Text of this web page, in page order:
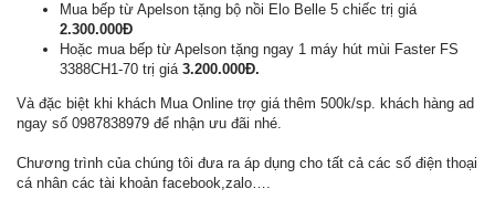
Mua bếp từ Apelson tặng bộ nồi Elo Belle 5 chiếc trị giá
2.300.000Đ
Hoặc mua bếp từ Apelson tặng ngay 1 máy hút mùi Faster FS
3388CH1-70 trị giá3.200.000Đ.
Và đặc biệt khi khách Mua Online trợ giá thêm 500k/sp. khách hàng ad
ngay số 0987838979 để nhận ưu đãi nhé.
Chương trình của chúng tôi đưa ra áp dụng cho tất cả các số điện thoại
cá nhân các tài khoản facebook,zalo….